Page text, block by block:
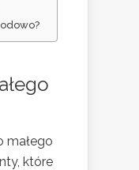
małego
które